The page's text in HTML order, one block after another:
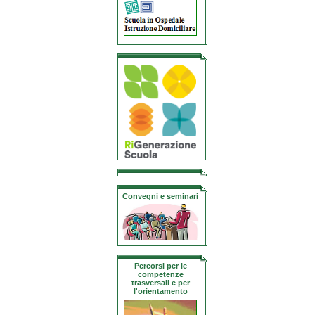
Convegni e seminari
Percorsi per le
competenze
trasversali e per
l'orientamento